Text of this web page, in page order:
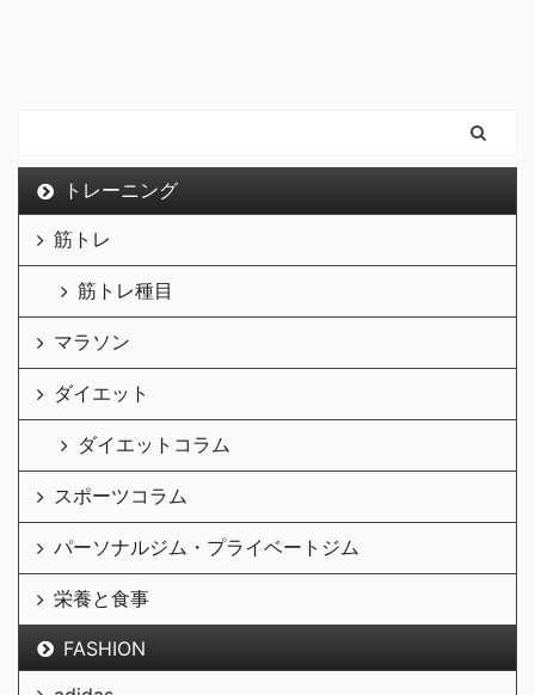
トレーニング
筋トレ
筋トレ種目
マラソン
ダイエット
ダイエットコラム
スポーツコラム
パーソナルジム・プライベートジム
栄養と食事
FASHION